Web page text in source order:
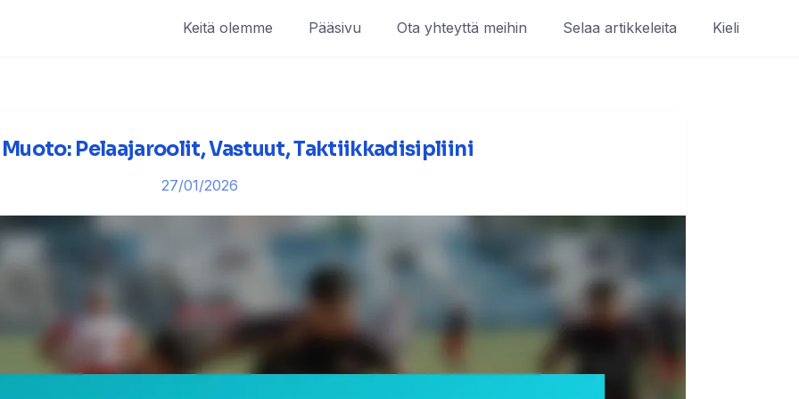
Keitä olemme Pääsivu Ota yhteyttä meihin Selaa artikkeleita Kieli
Pelaajaroolit, Vastuut, Taktiikkadisipliini
27/01/2026